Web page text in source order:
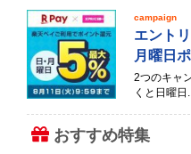
campaign
エント
月曜日
2つのキャ
くと日曜日
おすすめ特集